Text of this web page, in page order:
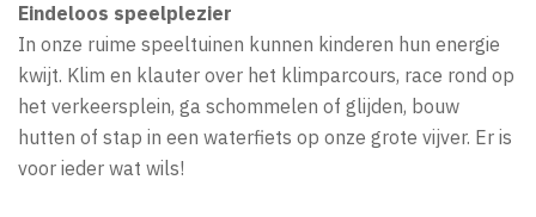
Eindeloos speelplezier
In onze ruime speeltuinen kunnen kinderen hun energie
kwijt. Klim en klauter over het klimparcours, race rond op
het verkeersplein, ga schommelen of glijden, bouw
hutten of stap in een waterfiets op onze grote vijver. Er is
voor ieder wat wils!